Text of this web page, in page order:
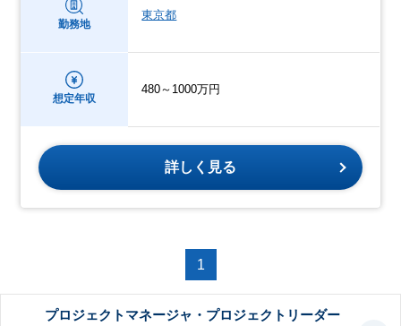
勤務地
東京都
想定年収
480～1000万円
詳しく見る
1
プロジェクトマネージャ・プロジェクトリーダー